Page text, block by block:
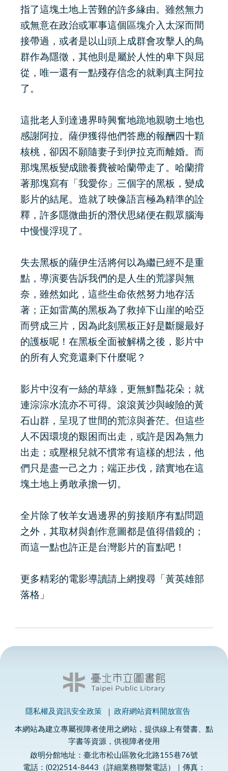
指了這塊土地上苦難的許多緣由。雖然無力
或無意在政治或軍事這個區塊介入太深而間
接帶過，或者是以山頭上成群會攻擊人的鳥
群作為隱徵，其他則是屬於人性的卑下與屈
從，唯一還有一點殘存信念的就剩真主阿拉
了。
這批老人到達邊界時興奮地跪地親吻土地也
感謝阿拉。薩伊獲得他們答應的報酬四十顆
核桃，卻因不願隨妻子到伊拉克而離婚。而
那塊黑板變成贍養費被哈蘭帶走了。哈蘭揹
著那塊寫有「我愛你」三個字的黑板，變成
影片的結尾。造就了映像語言極為精準的詮
釋，許多隱微曲折的潛伏思緒便在觀眾腦海
中慢慢浮現了。
失去黑板的薩伊生活將何以為繼已經不是重
點，導演要告訴我們的是人生的荒謬與無
奈，雖然如此，這些生命依然努力地存活
著；正如雷萬的黑板為了救掉下山崖的哈亞
而劈成三片，因為此刻黑板正好是斷腿最好
的護板呢！在黑板全面被解構之後，影片中
的所有人究竟還剩下什麼呢？
影片中沒有一絲的草綠，更無鮮豔花朵；就
連淙淙水流亦不可得。滾滾黃沙與峻險的黃
石山群，呈現了世間的荒涼與蒼茫。但這些
人不因環境的艱困而出走，或許是因為無力
出走；或壓根兒就不慣常有這樣的想法，他
們只是盡一己之力；端正步伐，踏實地在這
塊土地上勇敢承擔一切。
全片除了牧羊女過邊界的剪接順序有點問題
之外，其取材與創作意圖都是值得借鏡的；
而這一點也許正是台灣影片的盲點吧！
更多精彩的電影導讀請上網搜尋「黃英雄部
落格」
隱私權及資訊安全政策 政府網站資料開放宣告
本網站為建立專屬視障者使用之網站，提供線上有聲書、點
字書等資源，供視障者使用
啟明分館地址：臺北市松山區敦化北路155巷76號
電話：(02)2514-8443（詳細業務聯繫電話）｜傳真：